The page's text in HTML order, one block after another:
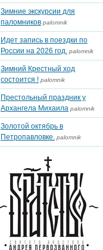
Зимние экскурсии для
паломников palomnik
Идет запись в поездки по
России на 2026 год. palomnik
Зимний Крестный ход
состоится ! palomnik
Престольный праздник у
Архангела Михаила palomnik
Золотой октябрь в
Петропавловке. palomnik